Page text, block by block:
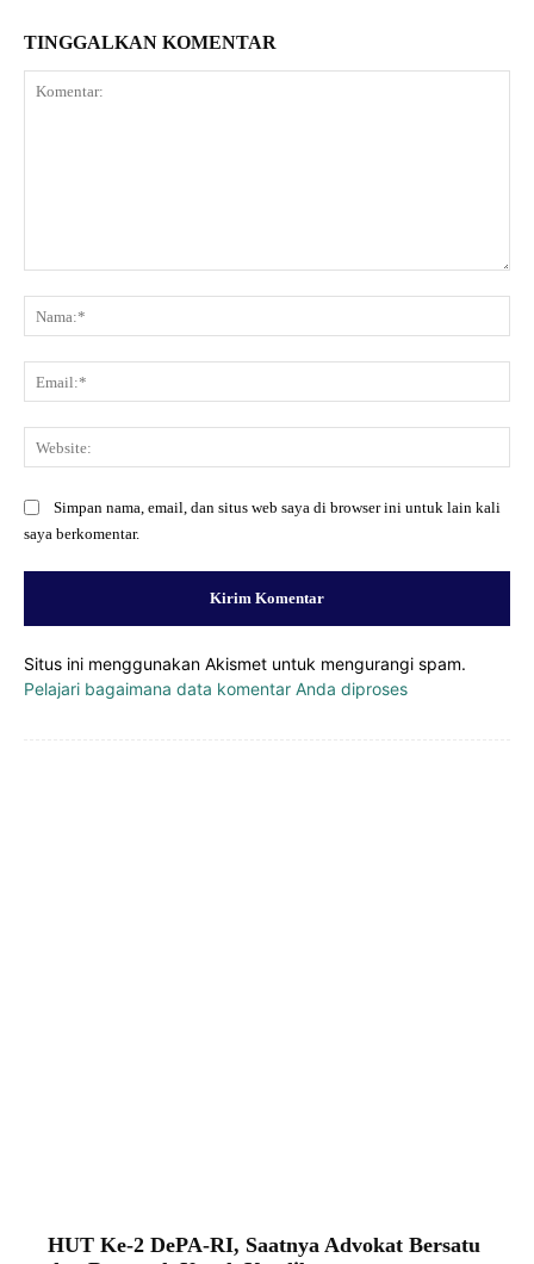
TINGGALKAN KOMENTAR
Simpan nama, email, dan situs web saya di browser ini untuk lain kali
saya berkomentar.
Situs ini menggunakan Akismet untuk mengurangi spam.
Pelajari bagaimana data komentar Anda diproses
HUT Ke-2 DePA-RI, Saatnya Advokat Bersatu